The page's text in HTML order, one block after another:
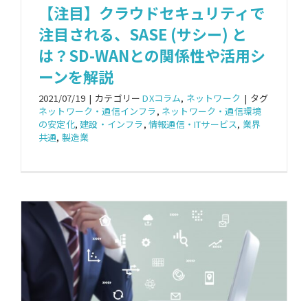
【注目】クラウドセキュリティで
注目される、SASE (サシー) と
は？SD-WANとの関係性や活用シ
ーンを解説
2021/07/19 | カテゴリーDXコラム, ネットワーク | タグ
ネットワーク・通信インフラ, ネットワーク・通信環境
の安定化,建設・インフラ,情報通信・ITサービス, 業界
共通, 製造業